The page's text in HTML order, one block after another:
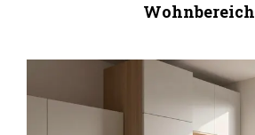
Wohnbereich